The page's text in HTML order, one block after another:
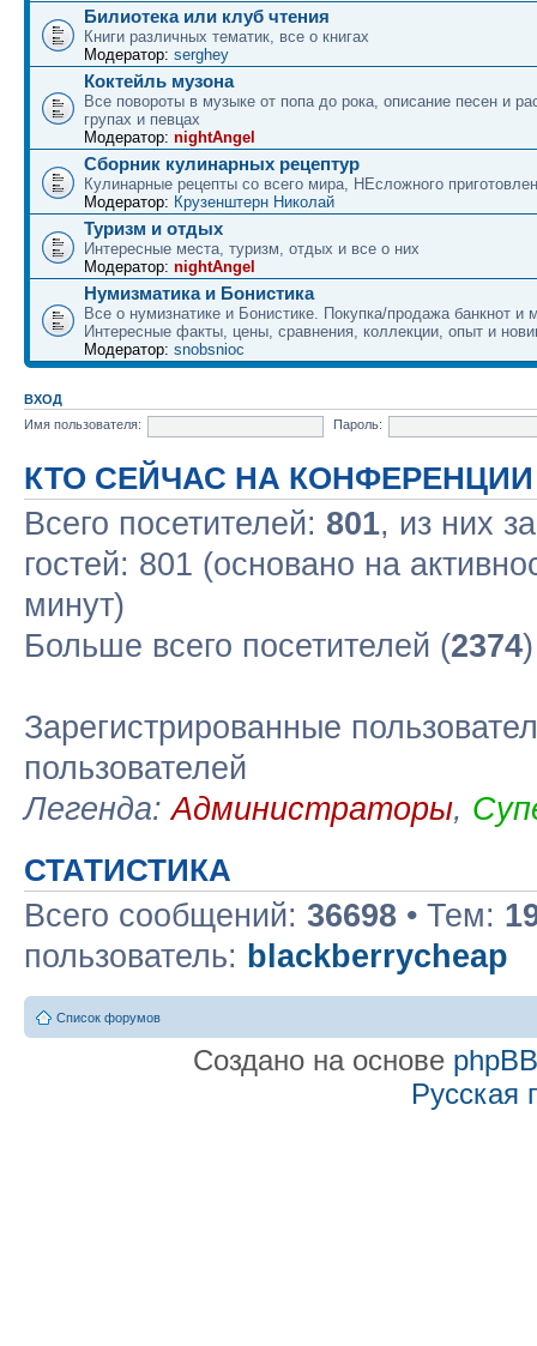
Билиотека или клуб чтения
Книги различных тематик, все о книгах
Модератор: serghey
Коктейль музона
Все повороты в музыке от попа до рока, описание песен и
групах и певцах
Модератор: nightAngel
Сборник кулинарных рецептур
Кулинарные рецепты со всего мира, НЕсложного
Модератор: Крузенштерн Николай
Туризм и отдых
Интересные места, туризм, отдых и все о них
Модератор: nightAngel
Нумизматика и Бонистика
Все о нумизнатике и Бонистике. Покупка/продажа банкнот и
Интересные факты, цены, сравнения, коллекции, опыт и
Модератор: snobsnioc
ВХОД
Имя пользователя:
Пароль:
КТО СЕЙЧАС НА КОНФЕРЕНЦИИ
Всего посетителей: 801, из них
гостей: 801 (основано на
минут)
Больше всего посетителей (2374
Зарегистрированные
пользователей
Легенда:Администраторы,
СТАТИСТИКА
Всего сообщений: 36698 • Тем:
пользователь: blackberrycheap
Список форумов
Создано на основе phpBB
Русская